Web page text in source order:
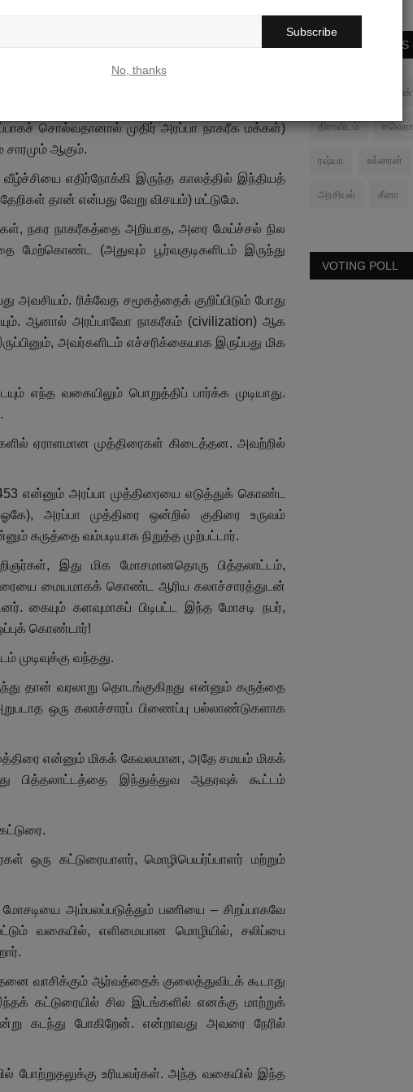
Subscribe
No, thanks
எனப்படும் (கற்பனை?) விலங்கு அம்மக்களின்
பயன்பாட்டையோ அறிந்திருக்கவில்லை.
மாடுகள் உள்ளிட்ட வீட்டு விலங்குகளின்
அவற்றில் குதிரையின் உருவம் காணப்படவில்லை.
சொல்வதானால் முதிர் அரப்பா நாகரீக மக்கள்)
சாரமும் ஆகும்.
எதிர்நோக்கி இருந்த காலத்தில் இந்தியத்
தான் என்பது வேறு விசயம்) மட்டுமே.
நகர நாகரீகத்தை அறியாத, அரை மேய்ச்சல் நில
மேற்கொண்ட (அதுவும் பூர்வகுடிகளிடம் இருந்து
அவசியம். ரிக்வேத சமூகத்தைக் குறிப்பிடும் போது
ஆனால் அரப்பாவோ நாகரீகம் (civilization) ஆக
அவர்களிடம் எச்சரிக்கையாக இருப்பது மிக
எந்த வகையிலும் பொறுத்திப் பார்க்க முடியாது.
ஏராளமான முத்திரைகள் கிடைத்தன. அவற்றில்
என்னும் அரப்பா முத்திரையை எடுத்துக் கொண்ட
அரப்பா முத்திரை ஒன்றில் குதிரை உருவம்
கருத்தை வம்படியாக நிறுத்த முற்பட்டார்.
இது மிக மோசமானதொரு பித்தலாட்டம்,
மையமாகக் கொண்ட ஆரிய கலாச்சாரத்துடன்
கையும் களவுமாகப் பிடிபட்ட இந்த மோசடி நபர்,
கொண்டார்!
வந்தது.
தான் வரலாறு தொடங்குகிறது என்னும் கருத்தை
ஒரு கலாச்சாரப் பிணைப்பு பல்லாண்டுகளாக
என்னும் மிகக் கேவலமான, அதே சமயம் மிகக்
பித்தலாட்டத்தை இந்துத்துவ ஆதரவுக் கூட்டம்
ஒரு கட்டுரையாளர், மொழிபெயர்ப்பாளர் மற்றும்
அம்பலப்படுத்தும் பணியை – சிறப்பாகவே
வகையில், எளிமையான மொழியில், சலிப்பை
வாசிக்கும் ஆர்வத்தைக் குலைத்துவிடக் கூடாது
கட்டுரையில் சில இடங்களில் எனக்கு மாற்றுக்
கடந்து போகிறேன். என்றாவது அவரை நேரில்
போற்றுதலுக்கு உரியவர்கள். அந்த வகையில் இந்த
POPULAR TAGS
சமரன்
திராவிடம் ஈவெரா
ரஷ்யா உக்ரைன்
அரசியல் சீனா
VOTING POLL